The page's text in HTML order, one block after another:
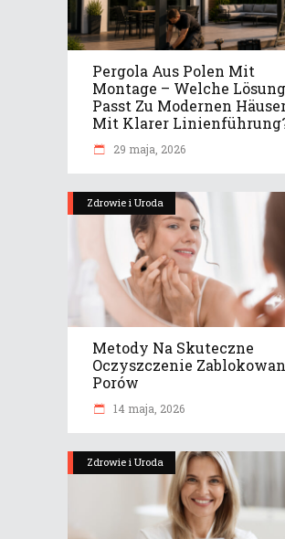
Pergola Aus Polen Mit
Montage – Welche Lösung
Passt Zu Modernen
Mit Klarer
29 maja, 2026
Zdrowie i Uroda
Metody Na Skuteczne
Oczyszczenie
Porów
14 maja, 2026
Zdrowie i Uroda